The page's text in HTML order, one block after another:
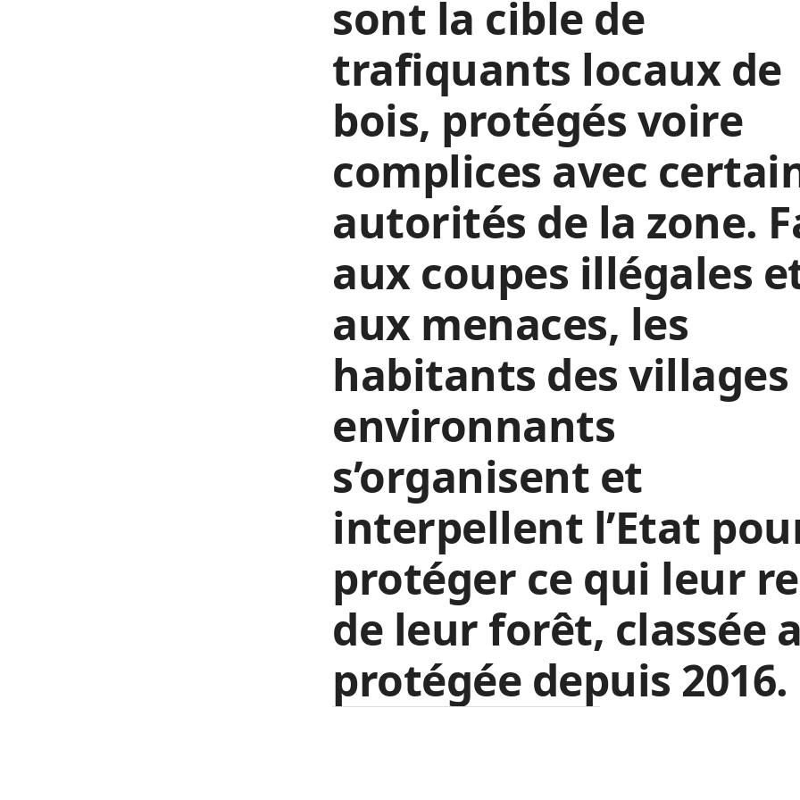
sont la cible de
trafiquants locaux de
bois, protégés voire
complices avec
autorités de la zone.
aux coupes illégales
aux menaces, les
habitants des villages
environnants
s’organisent et
interpellent l’Etat
protéger ce qui leur
de leur forêt, classée
protégée depuis 2016.